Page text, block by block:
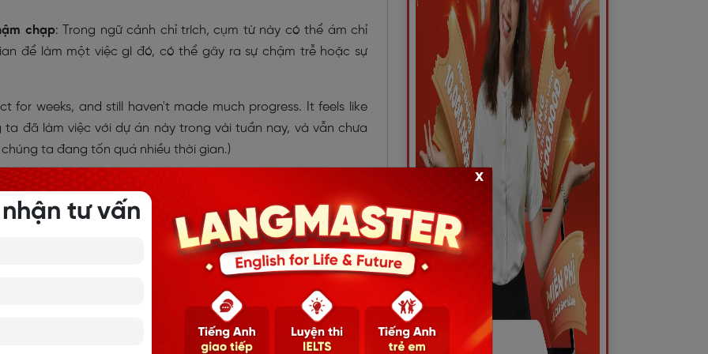
chạp: Trong ngữ cảnh chỉ trích, cụm từ này có thể ám chỉ
để làm một việc gì đó, có thể gây ra sự chậm trễ hoặc sự
for weeks, and still haven't made much progress. It feels like
đã làm việc với dự án này trong vài tuần nay, và vẫn chưa
ta đang tốn quá nhiều thời gian.)
GIẢN VÀ ĐẦY ĐỦ NHẤT
BY THE TIME VỚI WHEN/ UNTIL
Take your time
trúc và cách dùng khác nhau trong tiếng Anh để diễn tả
tư vấn
x